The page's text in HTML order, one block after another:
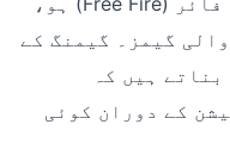
گیمز۔ گیمنگ کے
ہیں کہ
کے دوران کوئی